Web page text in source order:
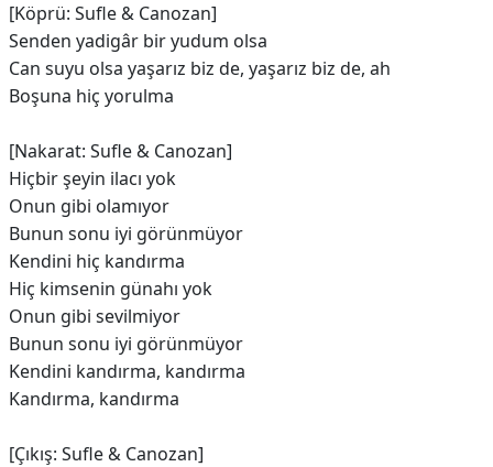
[Köprü: Sufle & Canozan]
Senden yadigâr bir yudum olsa
Can suyu olsa yaşarız biz de, yaşarız biz de, ah
Boşuna hiç yorulma
[Nakarat: Sufle & Canozan]
Hiçbir şeyin ilacı yok
Onun gibi olamıyor
Bunun sonu iyi görünmüyor
Kendini hiç kandırma
Hiç kimsenin günahı yok
Onun gibi sevilmiyor
Bunun sonu iyi görünmüyor
Kendini kandırma, kandırma
Kandırma, kandırma
[Çıkış: Sufle & Canozan]